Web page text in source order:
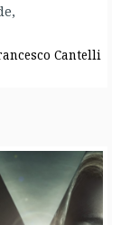
Cantelli